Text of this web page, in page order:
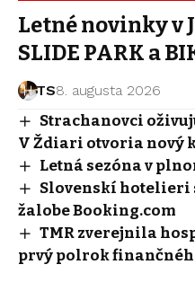
Letné novinky v
SLIDE PARK a
TS8. augusta 2026
Strachanovci
V Ždiari otvoria nový
Letná sezóna v
Slovenskí
žalobe Booking.com
TMR zverejnila
prvý polrok